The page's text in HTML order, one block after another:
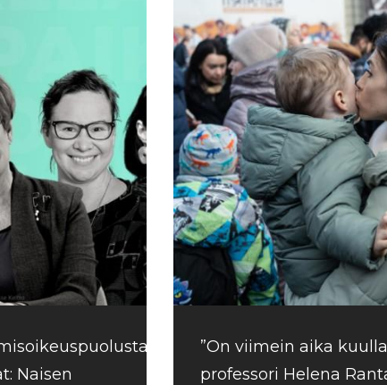
Naisen
”On viimein aika
professori Helena